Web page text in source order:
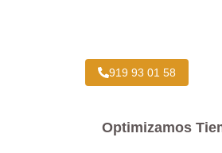
919 93 01 58
Optimizamos